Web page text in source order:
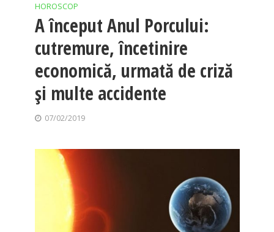
HOROSCOP
A început Anul Porcului:
cutremure, încetinire
economică, urmată de criză
și multe accidente
07/02/2019